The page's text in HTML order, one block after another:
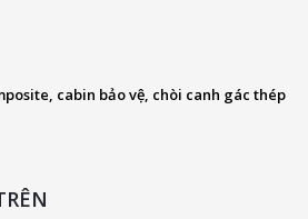
cabin bảo vệ, chòi canh gác thép